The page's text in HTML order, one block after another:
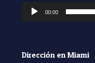
Audio
Player
00:00
Dirección en Miami